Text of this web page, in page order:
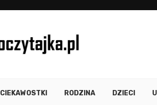
CIEKAWOSTKI RODZINA DZIECI